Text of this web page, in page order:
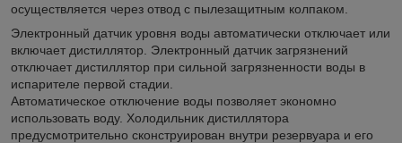
осуществляется через отвод с пылезащитным колпаком.
Электронный датчик уровня воды автоматически отключает или
включает дистиллятор. Электронный датчик загрязнений
отключает дистиллятор при сильной загрязненности воды в
испарителе первой стадии.
Автоматическое отключение воды позволяет экономно
использовать воду. Холодильник дистиллятора
предусмотрительно сконструирован внутри резервуара и его